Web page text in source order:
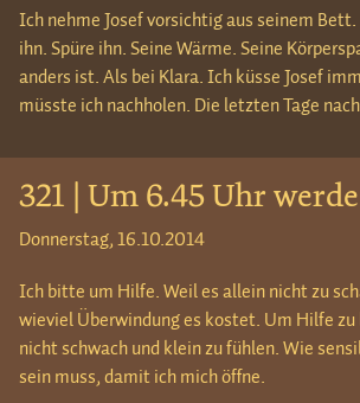
Ich nehme Josef vorsichtig aus seinem
ihn. Spüre ihn. Seine Wärme. Seine
anders ist. Als bei Klara. Ich küsse Josef
müsste ich nachholen. Die letzten Tage
321 | Um 6.45 Uhr
Donnerstag, 16.10.2014
Ich bitte um Hilfe. Weil es allein nicht zu
wieviel Überwindung es kostet. Um Hilfe
nicht schwach und klein zu fühlen. Wie
sein muss, damit ich mich öffne.